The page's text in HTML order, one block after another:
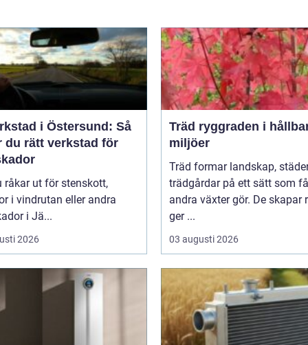
i Östersund: Så
du rätt verkstad för
råkar ut för stenskott,
i vindrutan eller andra
i Jä...
2026
Träd ryggraden i hållbara
miljöer
Träd formar landskap,
trädgårdar på ett sätt som få
andra växter gör. De skapar
ger ...
03 augusti 2026